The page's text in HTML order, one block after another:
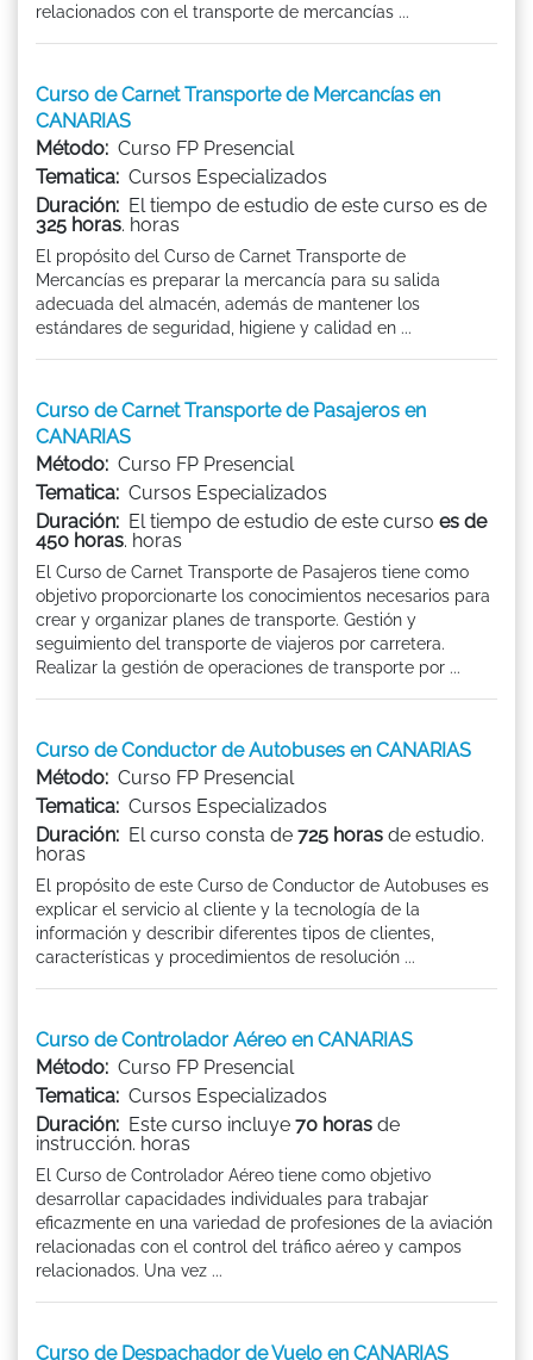
relacionados con el transporte de mercancías ...
Curso de Carnet Transporte de Mercancías en
CANARIAS
Método: Curso FP Presencial
Tematica: Cursos Especializados
Duración: El tiempo de estudio de este curso es de
325 horas. horas
El propósito del Curso de Carnet Transporte de
Mercancías es preparar la mercancía para su salida
adecuada del almacén, además de mantener los
estándares de seguridad, higiene y calidad en ...
Curso de Carnet Transporte de Pasajeros en
CANARIAS
Método: Curso FP Presencial
Tematica: Cursos Especializados
Duración: El tiempo de estudio de este curso es de
450 horas. horas
El Curso de Carnet Transporte de Pasajeros tiene como
objetivo proporcionarte los conocimientos necesarios para
crear y organizar planes de transporte. Gestión y
seguimiento del transporte de viajeros por carretera.
Realizar la gestión de operaciones de transporte por ...
Curso de Conductor de Autobuses en CANARIAS
Método: Curso FP Presencial
Tematica: Cursos Especializados
Duración: El curso consta de 725 horas de estudio.
horas
El propósito de este Curso de Conductor de Autobuses es
explicar el servicio al cliente y la tecnología de la
información y describir diferentes tipos de clientes,
características y procedimientos de resolución ...
Curso de Controlador Aéreo en CANARIAS
Método: Curso FP Presencial
Tematica: Cursos Especializados
Duración: Este curso incluye 70 horas de
instrucción. horas
El Curso de Controlador Aéreo tiene como objetivo
desarrollar capacidades individuales para trabajar
eficazmente en una variedad de profesiones de la aviación
relacionadas con el control del tráfico aéreo y campos
relacionados. Una vez ...
Curso de Despachador de Vuelo en CANARIAS